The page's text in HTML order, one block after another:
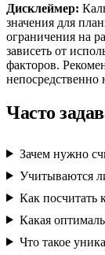
Дисклеймер:
значения для
ограничения на
зависеть от
факторов.
непосредственно
Часто
Зачем нужно
Учитываются
Как посчитать
Какая
Что такое